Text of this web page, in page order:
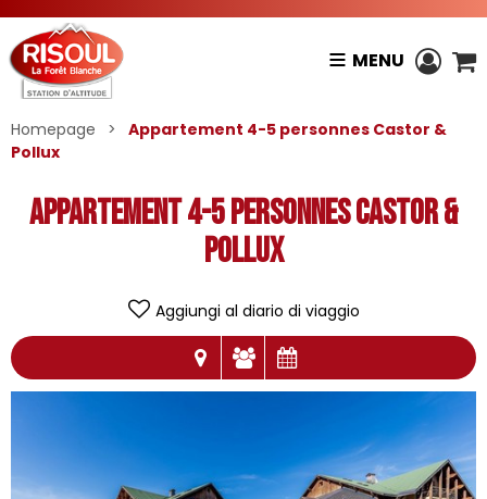
MENU
Homepage >
Appartement 4-5 personnes Castor &
Pollux
Appartement 4-5 personnes Castor &
Pollux
Aggiungi al diario di viaggio